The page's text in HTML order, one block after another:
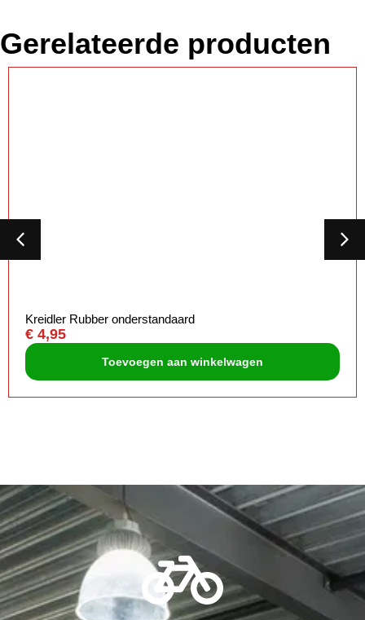
Gerelateerde producten
Kreidler Rubber onderstandaard
€ 4,95
Toevoegen aan winkelwagen